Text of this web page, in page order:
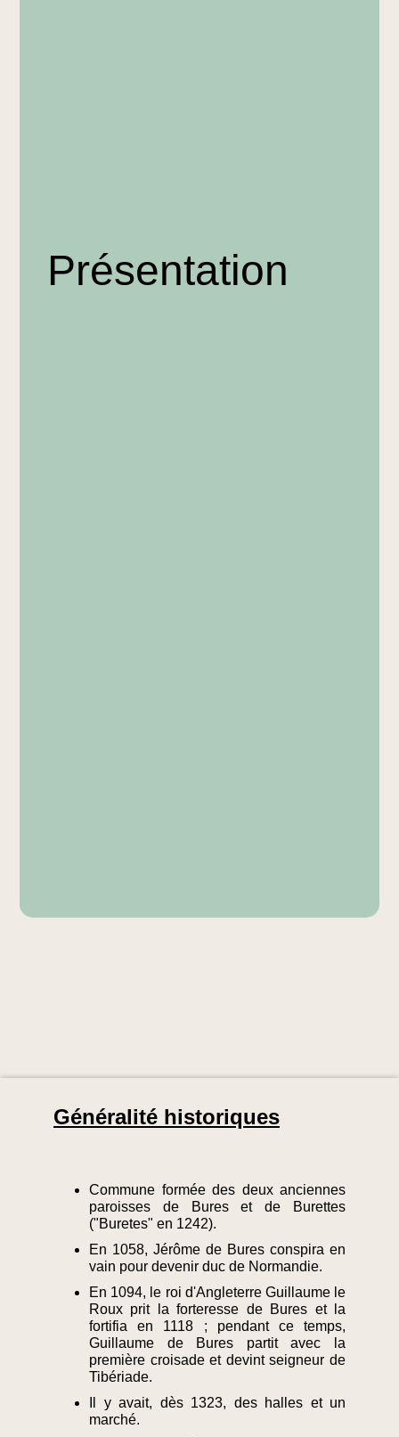
Présentation
Généralité historiques
Commune formée des deux anciennes
paroisses de Bures et de Burettes
("Buretes" en 1242).
En 1058, Jérôme de Bures conspira en
vain pour devenir duc de Normandie.
En 1094, le roi d'Angleterre Guillaume le
Roux prit la forteresse de Bures et la
fortifia en 1118 ; pendant ce temps,
Guillaume de Bures partit avec la
première croisade et devint seigneur de
Tibériade.
Il y avait, dès 1323, des halles et un
marché.